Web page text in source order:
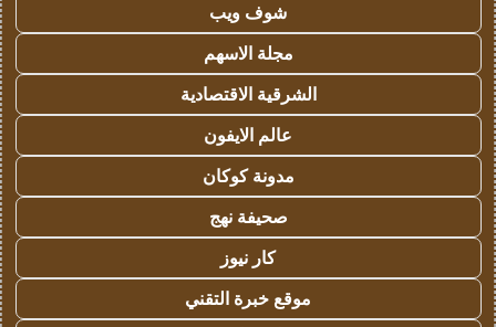
شوف ويب
مجلة الاسهم
الشرقية الاقتصادية
عالم الايفون
مدونة كوكان
صحيفة نهج
كار نيوز
موقع خبرة التقني